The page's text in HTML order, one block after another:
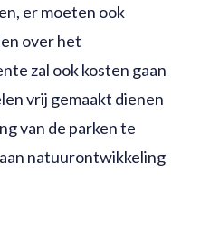
er moeten ook
over het
zal ook kosten gaan
vrij gemaakt dienen
van de parken te
natuurontwikkeling